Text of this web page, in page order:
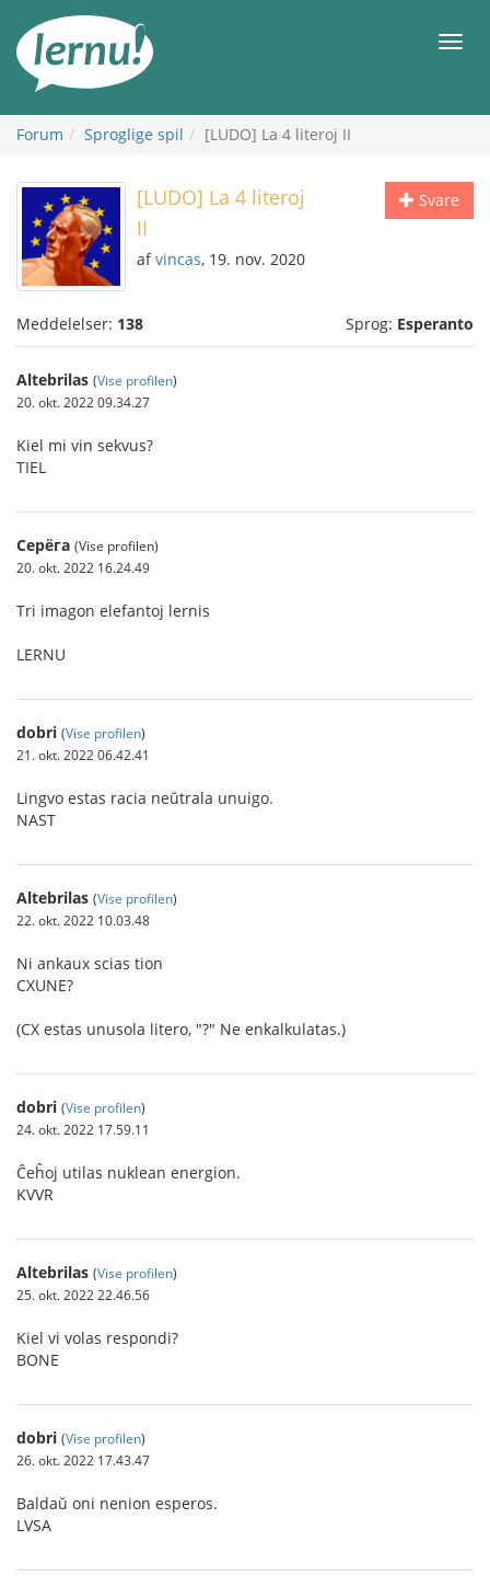
indholdet
Forum Sproglige spil [LUDO] La 4 literoj II
Svare
[LUDO] La 4 literoj
II
afvincas, 19. nov. 2020
Meddelelser: 138 Sprog: Esperanto
Altebrilas (Vise profilen)
20. okt. 2022 09.34.27
Kiel mi vin sekvus?
TIEL
Серёга (Vise profilen)
20. okt. 2022 16.24.49
Tri imagon elefantoj lernis
LERNU
dobri (Vise profilen)
21. okt. 2022 06.42.41
Lingvo estas racia neŭtrala unuigo.
NAST
Altebrilas (Vise profilen)
22. okt. 2022 10.03.48
Ni ankaux scias tion
CXUNE?
(CX estas unusola litero, "?" Ne enkalkulatas.)
dobri (Vise profilen)
24. okt. 2022 17.59.11
Ĉeĥoj utilas nuklean energion.
KVVR
Altebrilas (Vise profilen)
25. okt. 2022 22.46.56
Kiel vi volas respondi?
BONE
dobri (Vise profilen)
26. okt. 2022 17.43.47
Baldaŭ oni nenion esperos.
LVSA